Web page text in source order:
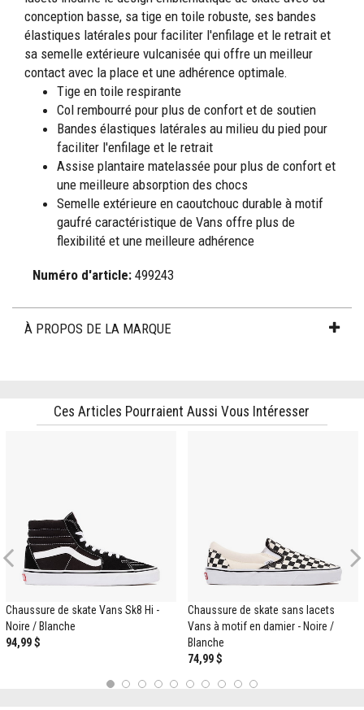
conception basse, sa tige en toile robuste, ses bandes
élastiques latérales pour faciliter l'enfilage et le retrait et
sa semelle extérieure vulcanisée qui offre un meilleur
contact avec la place et une adhérence optimale.
Tige en toile respirante
Col rembourré pour plus de confort et de soutien
Bandes élastiques latérales au milieu du pied pour
faciliter l'enfilage et le retrait
Assise plantaire matelassée pour plus de confort et
une meilleure absorption des chocs
Semelle extérieure en caoutchouc durable à motif
gaufré caractéristique de Vans offre plus de
flexibilité et une meilleure adhérence
Numéro d'article:499243
À PROPOS DE LA MARQUE
Ces Articles Pourraient Aussi Vous Intéresser
Previous
Chaussure de skate Vans Sk8 Hi -
Noire / Blanche
94,99 $
Chaussure de skate sans lacets
Vans à motif en damier - Noire /
Blanche
74,99 $